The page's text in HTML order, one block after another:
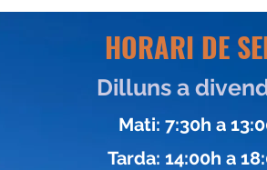
HORARI DE
Dilluns a
Mati: 7:30h a
Tarda: 14:00h a